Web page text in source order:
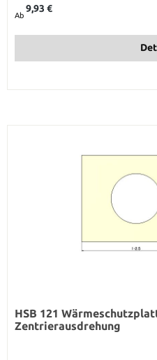
Ab
9,93 €
HSB 121
Zentrierausdrehung